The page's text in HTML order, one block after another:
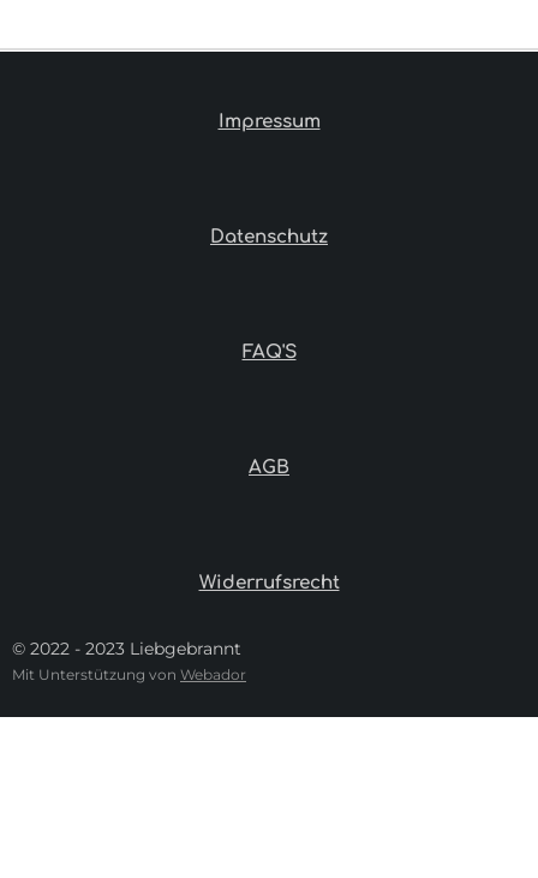
N
N
N
N
Impressum
Datenschutz
FAQ'S
AGB
Widerrufsrecht
© 2022 - 2023 Liebgebrannt
Mit Unterstützung von Webador